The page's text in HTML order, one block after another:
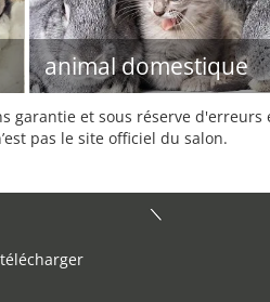
animal domestique
garantie et sous réserve
pas le site officiel du salon.